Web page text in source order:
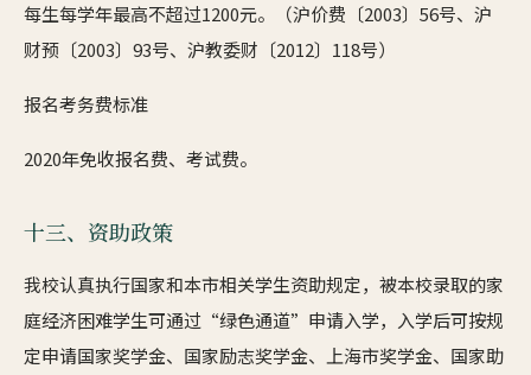
每生每学年最高不超过1200元。（沪价费〔2003〕56号、沪
财预〔2003〕93号、沪教委财〔2012〕118号）
报名考务费标准
2020年免收报名费、考试费。
十三、资助政策
我校认真执行国家和本市相关学生资助规定，被本校录取的家
庭经济困难学生可通过“绿色通道”申请入学，入学后可按规
定申请国家奖学金、国家励志奖学金、上海市奖学金、国家助